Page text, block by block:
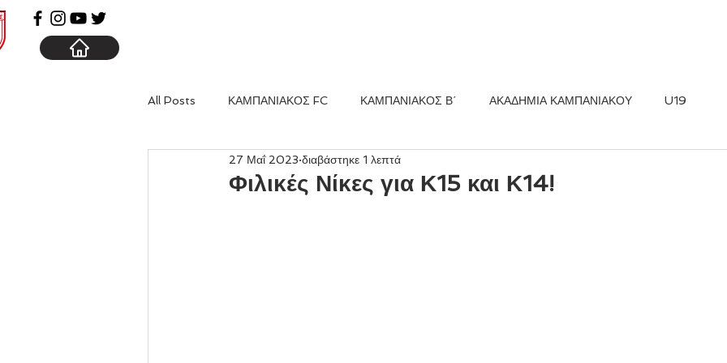
All Posts ΚΑΜΠΑΝΙΑΚΟΣ FC ΚΑΜΠΑΝΙΑΚΟΣ Β΄ ΑΚΑΔΗΜΙΑ ΚΑΜΠΑΝΙΑΚΟΥ U19
Φιλικές Νίκες για Κ15 και Κ14!
27 Μαΐ 2023 διαβάστηκε 1 λεπτά